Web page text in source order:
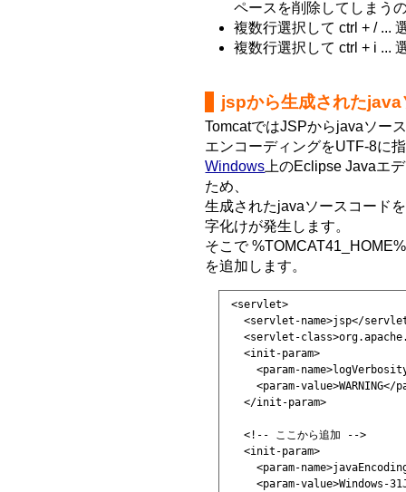
ペースを削除してしまう
複数行選択して ctrl + / ...
複数行選択して ctrl + i ...
jspから生成された
TomcatではJSPからjavaソー
エンコーディングをUTF-8に
Windows 上のEclipse Javaエ
ため、
生成されたjavaソースコード
字化けが発生します。
そこで
を追加します。
<servlet>
<servlet-name>jsp</
<servlet-
   <init-param>
<param-
<param-value>WARNING</
   </init-param>
   <!-- ここから追加 -->
   <init-param>
<param-
<param-value>Windows-